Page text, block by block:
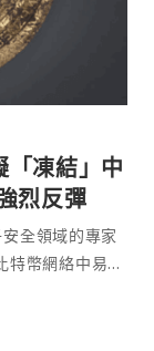
凍結」中
烈反彈
全領域的專家
特幣網絡中易受